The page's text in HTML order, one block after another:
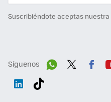
Suscribiéndote aceptas nuestra
Síguenos